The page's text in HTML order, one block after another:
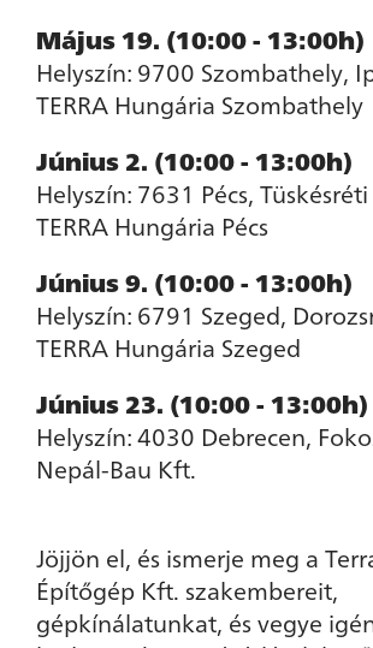
Május 19. (10:00 - 13:00h)
Helyszín: 9700 Szombathely,
TERRA Hungária Szombathely
Június 2. (10:00 - 13:00h)
Helyszín: 7631 Pécs,
TERRA Hungária Pécs
Június 9. (10:00 - 13:00h)
Helyszín: 6791 Szeged,
TERRA Hungária Szeged
Június 23. (10:00 - 13:00h)
Helyszín: 4030 Debrecen,
Nepál-Bau Kft.
Jöjjön el, és ismerje meg a
Építőgép Kft. szakembereit,
gépkínálatunkat, és vegye